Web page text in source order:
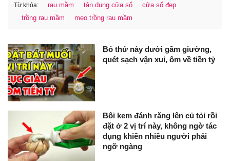
Từ khóa: rau mầm tận dụng cửa sổ
cửa sổ đẹp
trồng rau mầm
mẹo trồng rau mầm
Bỏ thứ này dưới gầm giường,
quét sạch vận xui, ôm về tiền tỷ
Bôi kem đánh răng lên củ tỏi rồi
đặt ở 2 vị trí này, không ngờ tác
dụng khiến nhiều người phải
ngỡ ngàng